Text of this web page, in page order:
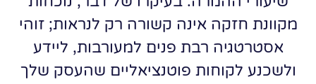
מקוונת חזקה אינה קשורה רק לנראות; זוהי
אסטרטגיה רבת פנים למעורבות, ליידע
ולשכנע לקוחות פוטנציאליים שהעסק שלך